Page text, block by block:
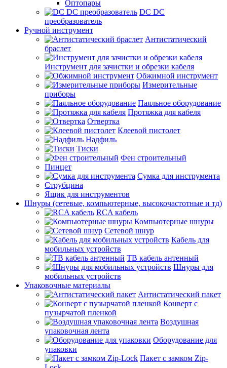
Оптопары
DC DC
преобразователь
Ручной инструмент
Антистатический
браслет
Инструмент для зачистки и обрезки кабеля
Обжимной инструмент
Измерительные
приборы
Паяльное оборудование
Протяжка для кабеля
Отвертка
Клеевой пистолет
Надфиль
Тиски
Фен строительный
Пинцет
Сумка для инструмента
Струбцина
Ящик для инструментов
Шнуры (сетевые, компьютерные, высокочастотные и тд)
RCA кабель
Компьютерные шнуры
Сетевой шнур
Кабель для
мобильных устройств
ТВ кабель антенный
Шнуры для
мобильных устройств
Упаковочные материалы
Антистатический пакет
Конверт с
пузырчатой пленкой
Воздушная
упаковочная лента
Оборудование для
упаковки
Пакет с замком Zip-